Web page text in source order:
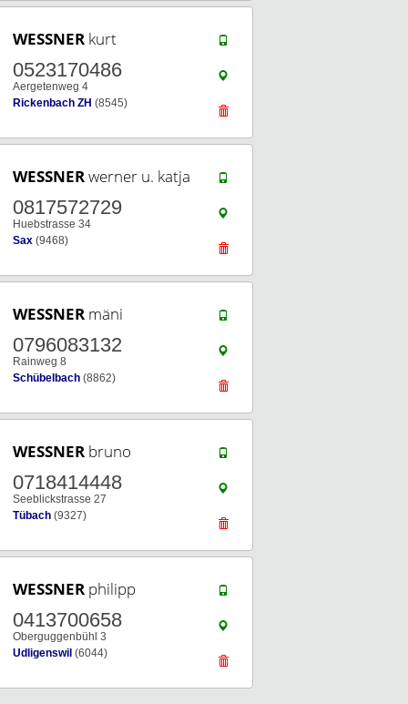
WESSNER kurt
0523170486
Aergetenweg 4
Rickenbach ZH (8545)
WESSNERwerner u. katja
0817572729
Huebstrasse 34
Sax (9468)
WESSNER mäni
0796083132
Rainweg 8
Schübelbach (8862)
WESSNER bruno
0718414448
Seeblickstrasse 27
Tübach (9327)
WESSNER philipp
0413700658
Oberguggenbühl 3
Udligenswil (6044)